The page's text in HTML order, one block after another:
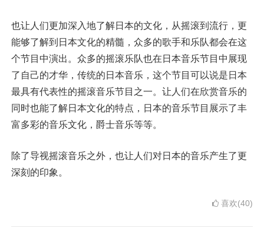
也让人们更加深入地了解日本的文化，从摇滚到流行，更
能够了解到日本文化的精髓，众多的歌手和乐队都会在这
个节目中演出。众多的摇滚乐队也在日本音乐节目中展现
了自己的才华，传统的日本音乐，这个节目可以说是日本
最具有代表性的摇滚音乐节目之一。让人们在欣赏音乐的
同时也能了解日本文化的特点，日本的音乐节目展示了丰
富多彩的音乐文化，爵士音乐等等。
除了导视摇滚音乐之外，也让人们对日本的音乐产生了更
深刻的印象。
喜欢(40)